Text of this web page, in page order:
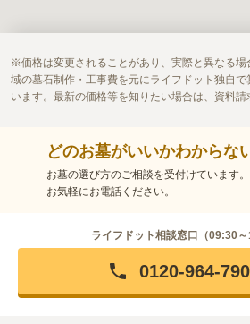
表示できる霊園情報があ
価格は変更されることがあり、実際と異なる
域の墓石制作・工事費を元にライフドット独自
います。最新の価格等を知りたい場合は、資料請
どのお墓がいいかわからな
お墓の選び方のご相談を受付けています。
お気軽にお電話ください。
ライフドット相談窓口（09:30
0120-964-790